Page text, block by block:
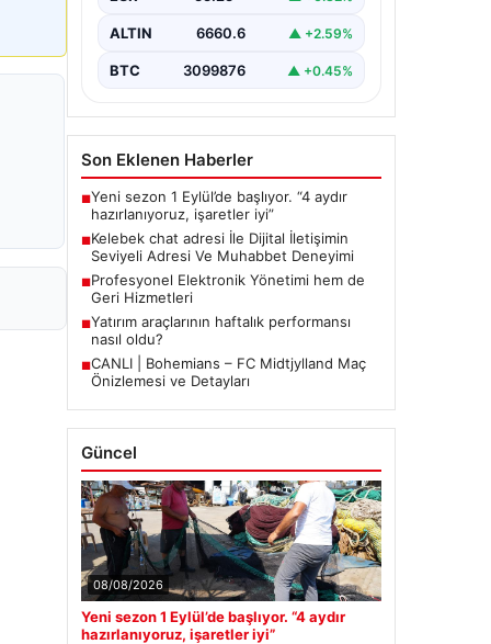
bir biçimde bağlantı kurması ciddi bir
çeşitli…
ALTIN 6660.6 ▲ +2.59%
BTC 3099876 ▲ +0.45%
Son Eklenen Haberler
■Yeni sezon 1 Eylül’de başlıyor. “4 aydır
hazırlanıyoruz, işaretler iyi”
■Kelebek chat adresi İle Dijital İletişimin
Seviyeli Adresi Ve Muhabbet Deneyimi
■Profesyonel Elektronik Yönetimi hem de
Geri Hizmetleri
■Yatırım araçlarının haftalık performansı
nasıl oldu?
■CANLI | Bohemians – FC Midtjylland Maç
Önizlemesi ve Detayları
Güncel
08/08/2026
Yeni sezon 1 Eylül’de başlıyor. “4 aydır
hazırlanıyoruz, işaretler iyi”